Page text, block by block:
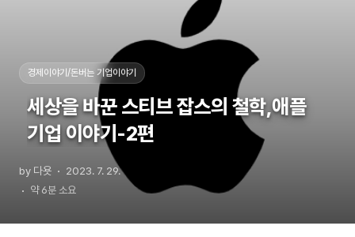
경제이야기/돈버는 기업이야기
세상을 바꾼 스티브 잡스의 철학,애플
기업 이야기-2편
by 다욧 2023. 7. 29.
약 6분 소요